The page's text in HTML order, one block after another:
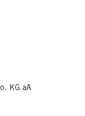
KG aA